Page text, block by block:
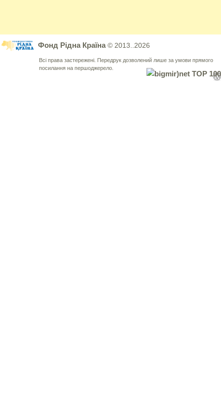
Фонд Рідна Країна© 2013..2026
Всі права застережені. Передрук дозволений лише за умови прямого
посилання на першоджерело.